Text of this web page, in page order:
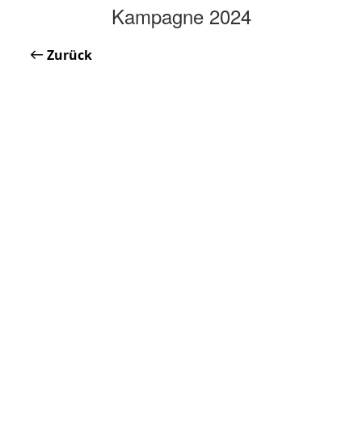
Kampagne 2024
Zurück